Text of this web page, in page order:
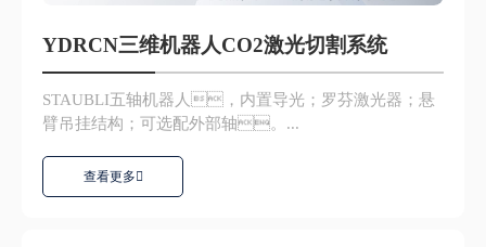
YDRCN三维机器人CO2激光切割系统
STAUBLI五轴机器人，内置导光；罗芬激光器；悬
臂吊挂结构；可选配外部轴。...
查看更多